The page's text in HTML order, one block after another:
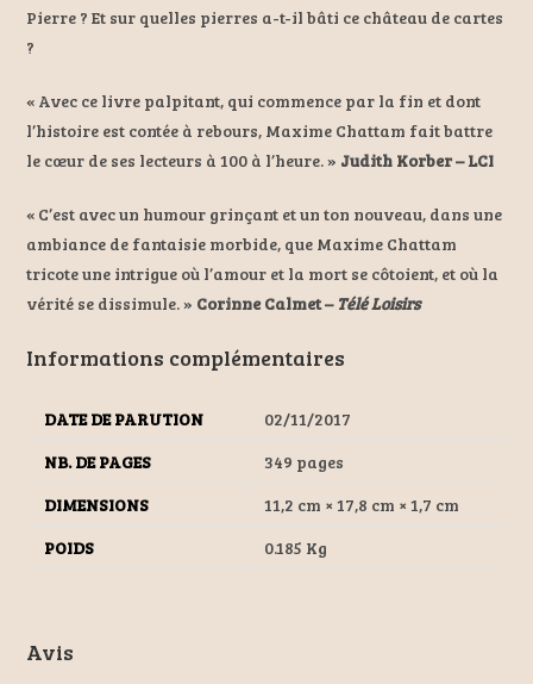
Pierre ? Et sur quelles pierres a-t-il bâti ce château de cartes
?
« Avec ce livre palpitant, qui commence par la fin et dont
l’histoire est contée à rebours, Maxime Chattam fait battre
le cœur de ses lecteurs à 100 à l’heure. » Judith Korber – LCI
« C’est avec un humour grinçant et un ton nouveau, dans une
ambiance de fantaisie morbide, que Maxime Chattam
tricote une intrigue où l’amour et la mort se côtoient, et où la
vérité se dissimule. » Corinne Calmet – Télé Loisirs
Informations complémentaires
DATE DE PARUTION
02/11/2017
NB. DE PAGES
349 pages
DIMENSIONS
11,2 cm × 17,8 cm × 1,7 cm
POIDS
0.185 Kg
Avis